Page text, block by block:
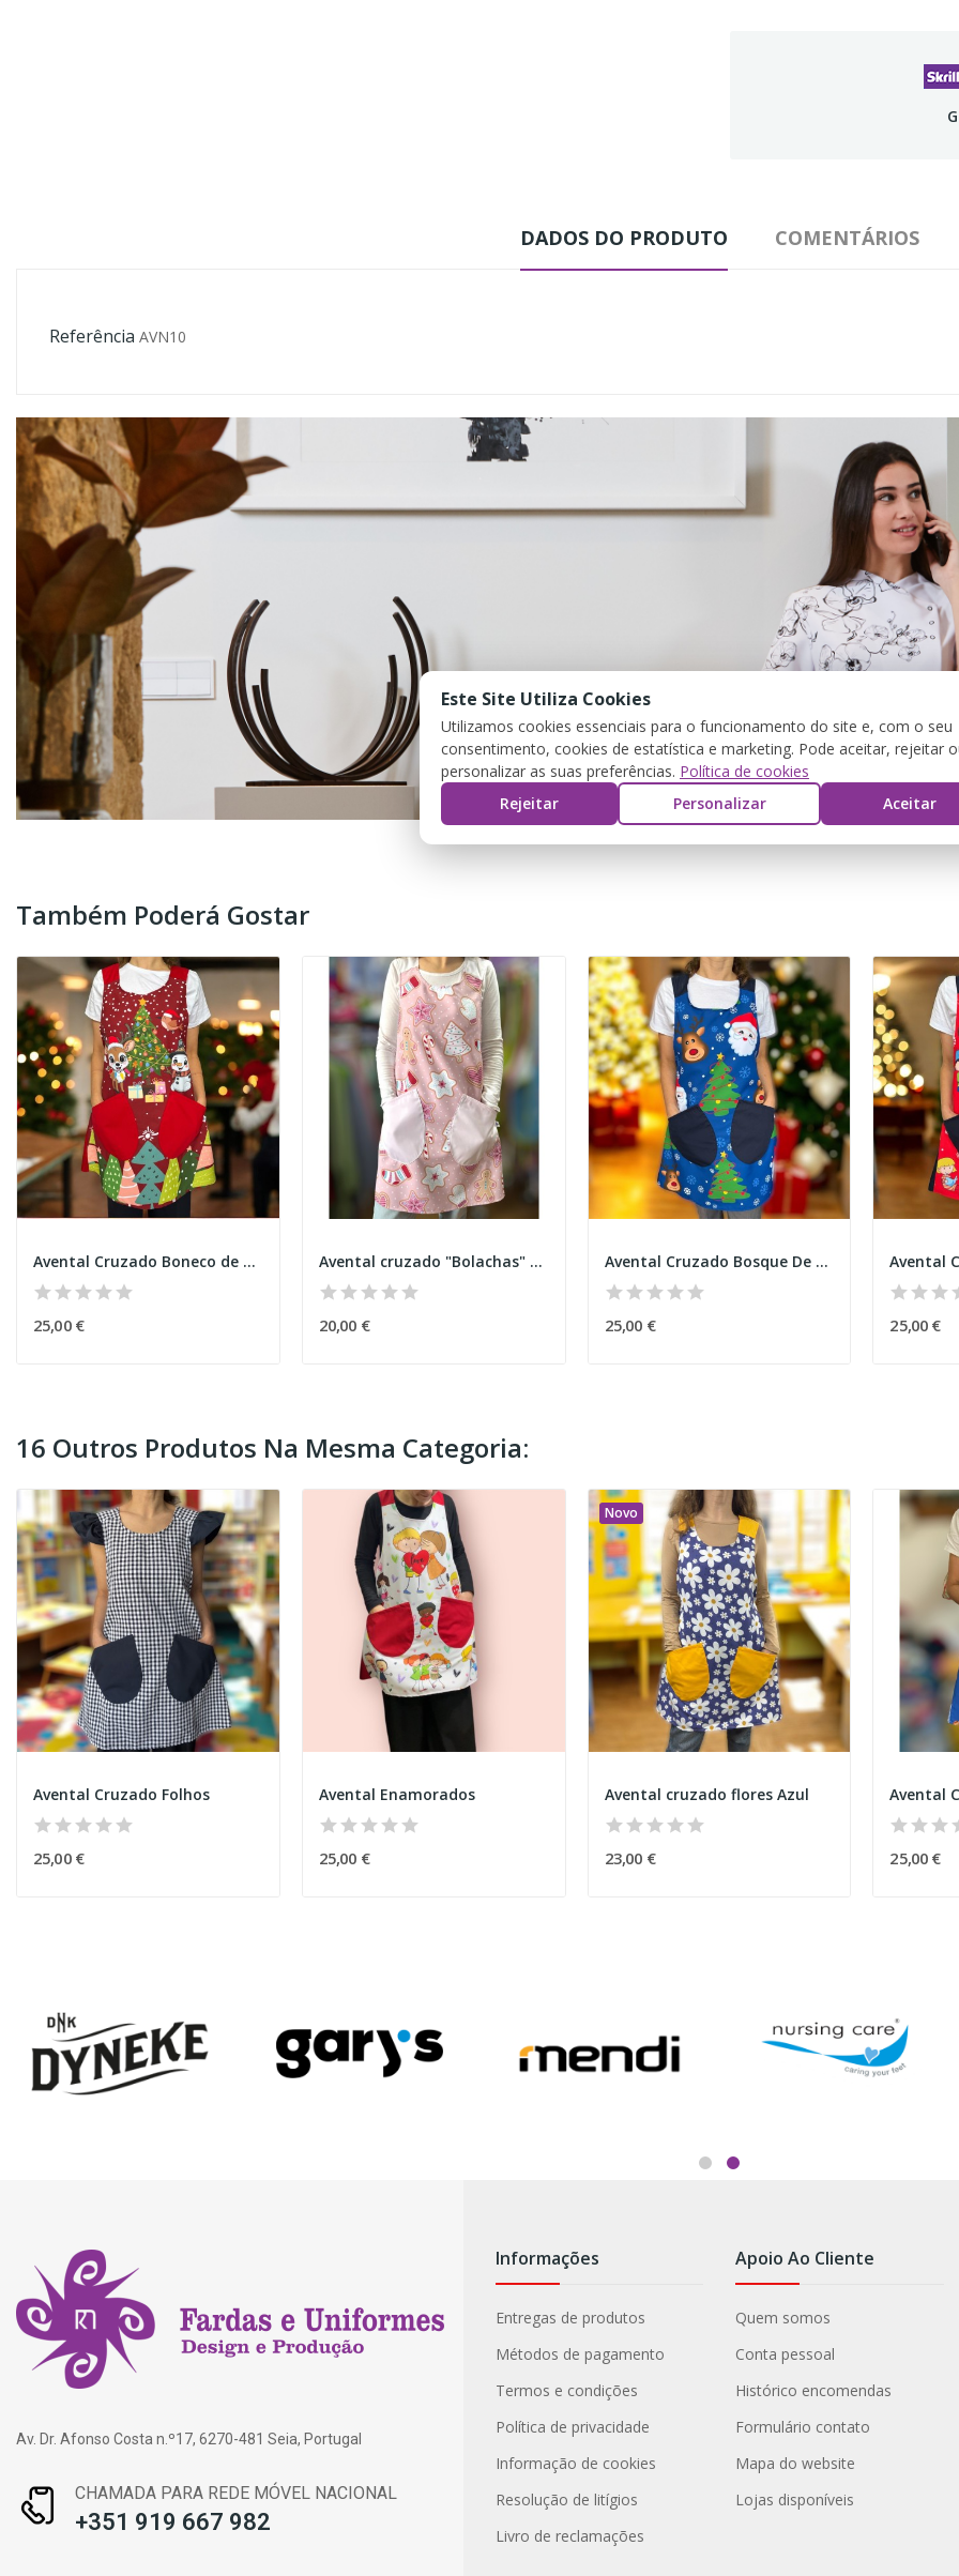
DADOS DO PRODUTO COMENTÁRIOS
Referência AVN10
Também Poderá Gostar
Avental Cruzado Boneco de Neve Natal
25,00 €
Avental cruzado "Bolachas" Natal
20,00 €
Avental Cruzado Bosque De Natal
25,00 € 25,00 €
16 Outros Produtos Na Mesma Categoria:
Avental Cruzado Folhos
25,00 €
Avental Enamorados
25,00 €
Novo
Avental cruzado flores Azul
23,00 € 25,00 €
Av. Dr. Afonso Costa n.º17, 6270-481 Seia, Portugal
CHAMADA PARA REDE MÓVEL NACIONAL
+351 919 667 982
Informações
Entregas de produtos
Métodos de pagamento
Termos e condições
Política de privacidade
Informação de cookies
Resolução de litígios
Livro de reclamações
Apoio Ao Cliente
Quem somos
Conta pessoal
Histórico encomendas
Formulário contato
Mapa do website
Lojas disponíveis
Este Site Utiliza Cookies
Utilizamos cookies essenciais para o funcionamento do site e, com o seu
consentimento, cookies de estatística e marketing. Pode aceitar, rejeitar
personalizar as suas preferências. Política de cookies
Rejeitar
Personalizar Aceitar